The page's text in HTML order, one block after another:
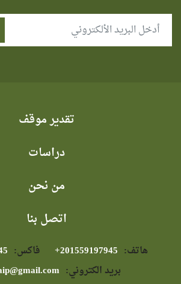
تقدير موقف
دراسات
من نحن
اتصل بنا
هاتف: فاكس:
بريد الكتروني: info.afaip@gmail.com